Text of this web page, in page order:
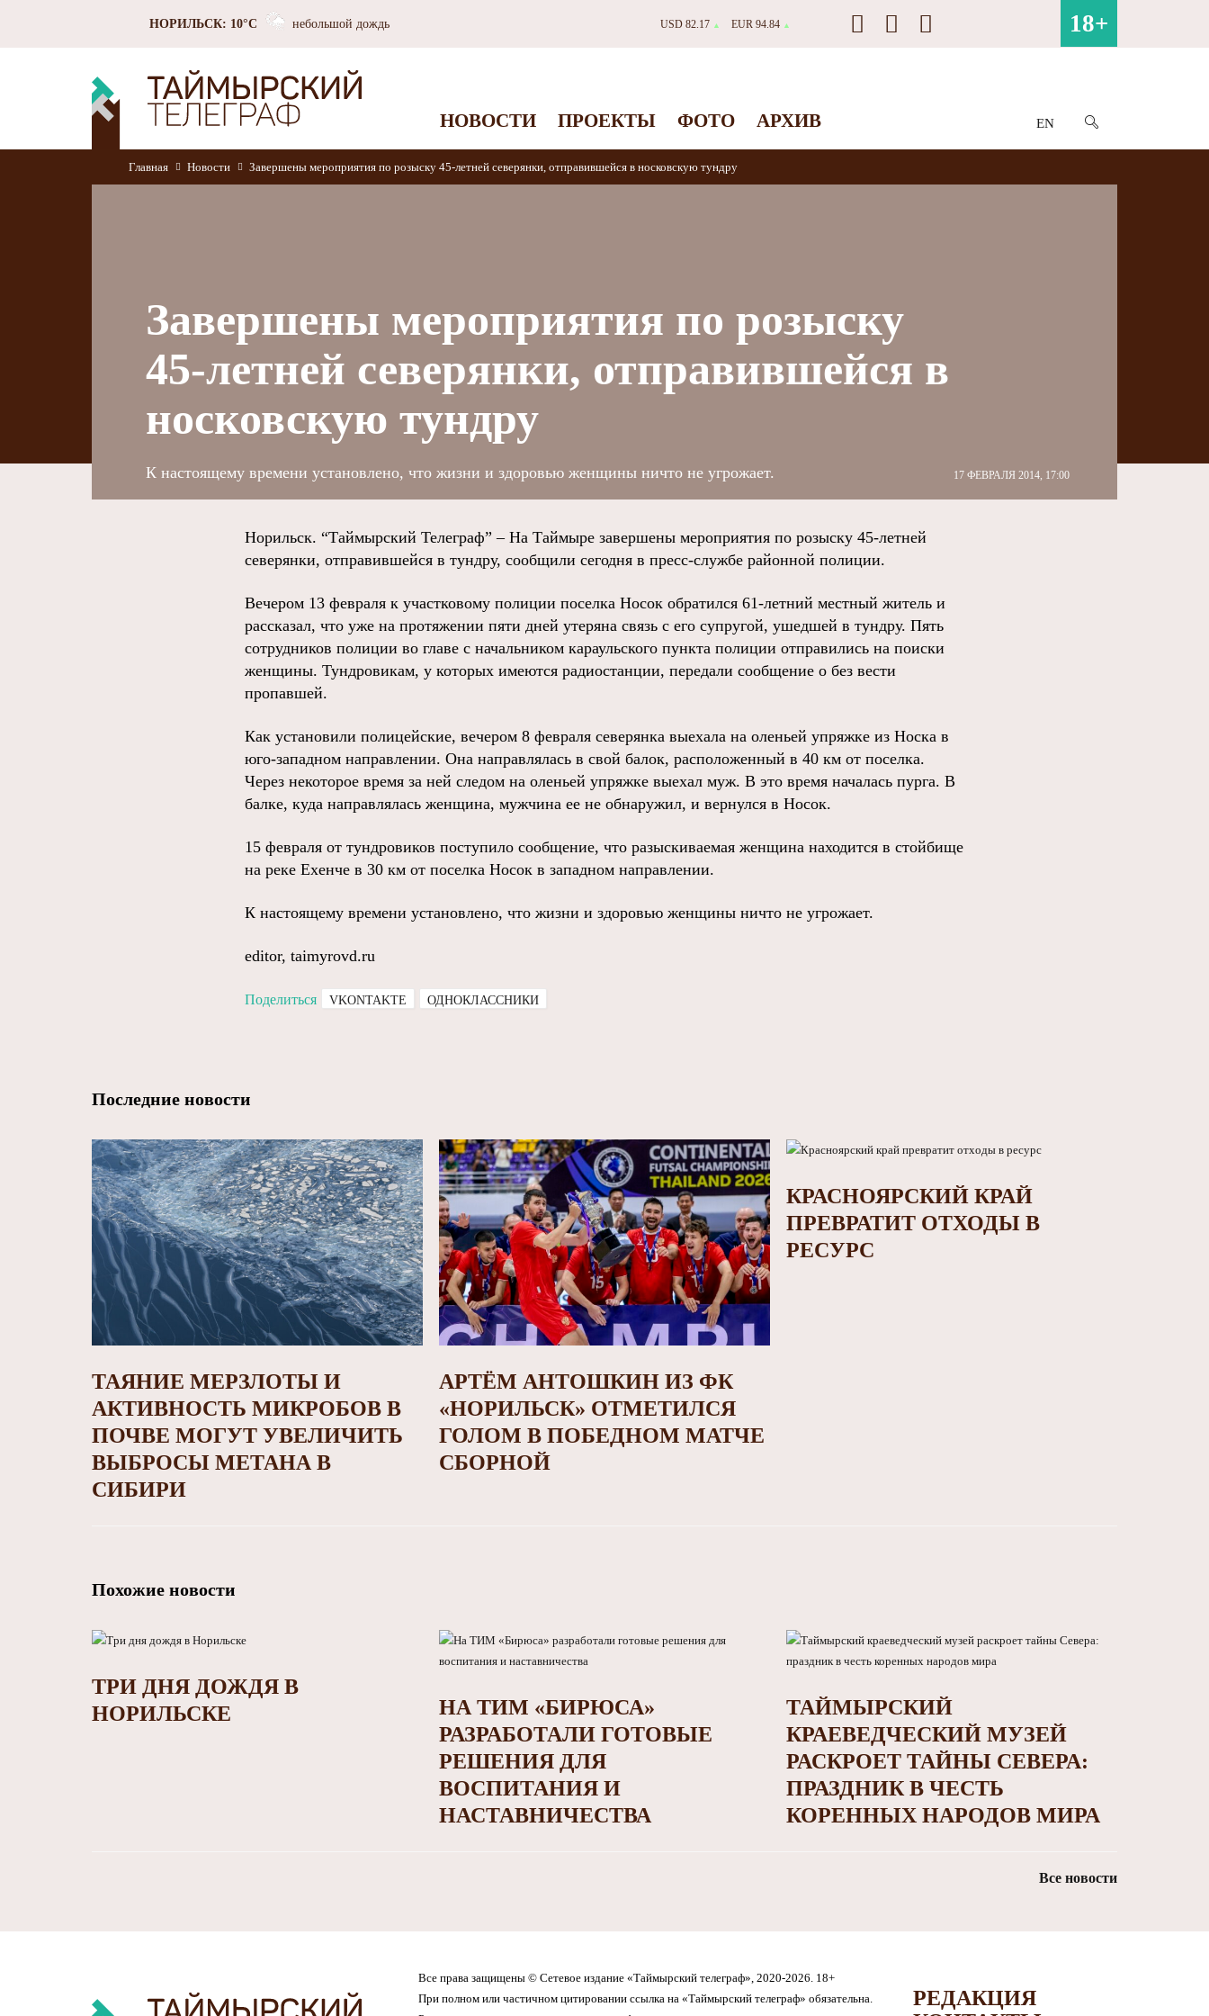
НОРИЛЬСК: 10°C небольшой дождь USD 82.17 ▲ EUR 94.84 ▲ 18+
НОВОСТИ ПРОЕКТЫ ФОТО АРХИВ EN
Главная Новости Завершены мероприятия по розыску 45-летней северянки, отправившейся в носковскую тундру
Завершены мероприятия по розыску
45-летней северянки, отправившейся в
носковскую тундру
17 ФЕВРАЛЯ 2014, 17:00
К настоящему времени установлено, что жизни и здоровью женщины ничто не угрожает.
Норильск. “Таймырский Телеграф” – На Таймыре завершены мероприятия по розыску 45-летней
северянки, отправившейся в тундру, сообщили сегодня в пресс-службе районной полиции.
Вечером 13 февраля к участковому полиции поселка Носок обратился 61-летний местный житель и
рассказал, что уже на протяжении пяти дней утеряна связь с его супругой, ушедшей в тундру. Пять
сотрудников полиции во главе с начальником караульского пункта полиции отправились на поиски
женщины. Тундровикам, у которых имеются радиостанции, передали сообщение о без вести
пропавшей.
Как установили полицейские, вечером 8 февраля северянка выехала на оленьей упряжке из Носка в
юго-западном направлении. Она направлялась в свой балок, расположенный в 40 км от поселка.
Через некоторое время за ней следом на оленьей упряжке выехал муж. В это время началась пурга. В
балке, куда направлялась женщина, мужчина ее не обнаружил, и вернулся в Носок.
15 февраля от тундровиков поступило сообщение, что разыскиваемая женщина находится в стойбище
на реке Ехенче в 30 км от поселка Носок в западном направлении.
К настоящему времени установлено, что жизни и здоровью женщины ничто не угрожает.
editor, taimyrovd.ru
Поделиться VKONTAKTE ОДНОКЛАССНИКИ
Последние новости
ТАЯНИЕ МЕРЗЛОТЫ И
АКТИВНОСТЬ МИКРОБОВ В
ПОЧВЕ МОГУТ УВЕЛИЧИТЬ
ВЫБРОСЫ МЕТАНА В
СИБИРИ
АРТЁМ АНТОШКИН ИЗ ФК
«НОРИЛЬСК» ОТМЕТИЛСЯ
ГОЛОМ В ПОБЕДНОМ МАТЧЕ
СБОРНОЙ
КРАСНОЯРСКИЙ КРАЙ
ПРЕВРАТИТ ОТХОДЫ В
РЕСУРС
Похожие новости
ТРИ ДНЯ ДОЖДЯ В
НОРИЛЬСКЕ
НА ТИМ «БИРЮСА»
РАЗРАБОТАЛИ ГОТОВЫЕ
РЕШЕНИЯ ДЛЯ
ВОСПИТАНИЯ И
НАСТАВНИЧЕСТВА
ТАЙМЫРСКИЙ
КРАЕВЕДЧЕСКИЙ МУЗЕЙ
РАСКРОЕТ ТАЙНЫ СЕВЕРА:
ПРАЗДНИК В ЧЕСТЬ
КОРЕННЫХ НАРОДОВ МИРА
Все новости
Все права защищены © Сетевое издание «Таймырский телеграф», 2020-2026. 18+
При полном или частичном цитировании ссылка на «Таймырский телеграф» обязательна.
РЕДАКЦИЯ